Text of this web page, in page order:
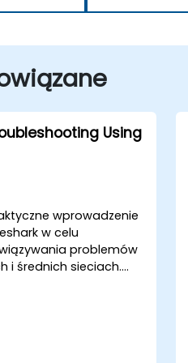
Using
wprowadzenie
w celu
problemów
i średnich sieciach.
filtrów